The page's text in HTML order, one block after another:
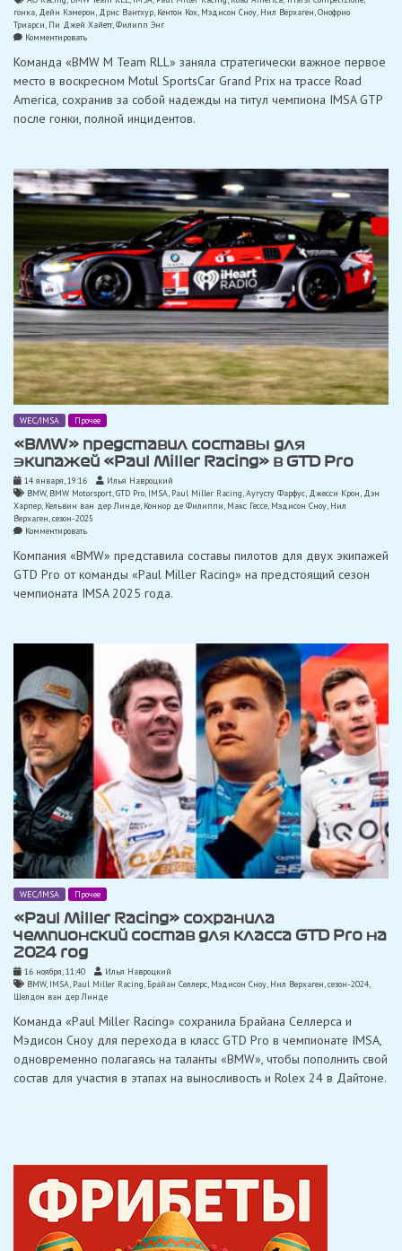
гонка, Дейн Кэмерон, Дрис Вантхур, Кентон Кох, Мэдисон Сноу, Нил Верхаген,Онофрио
Триарси, Пи Джей Хайетт,Филипп Энг
Комментироватьon
M
RLL»
оформила
стратегический
победный
Команда «BMW M Team RLL» заняла стратегически важное первое
место в воскресном Motul SportsCar Grand Prix на трассе Road
America, сохранив за собой надежды на титул чемпиона IMSA GTP
после гонки, полной инцидентов.
WEC/IMSA Прочее
«BMW» представил составы для
экипажей «Paul Miller Racing» в GTD Pro
14 января, 19:16
Илья Навроцкий
BMW, BMW Motorsport,GTD Pro, IMSA, Paul Miller Racing,Аугусту Фарфус, Джесси Крон, Дэн
Харпер, Кельвин ван дер Линде, Коннор де Филиппи, Макс Гессе, Мэдисон Сноу, Нил
Верхаген,сезон-2025
Комментироватьon
представил
для
экипажей
в
Компания «BMW» представила составы пилотов для двух экипажей
GTD Pro от команды «Paul Miller Racing» на предстоящий сезон
чемпионата IMSA 2025 года.
WEC/IMSA Прочее
«Paul Miller Racing» сохранила
чемпионский состав для класса GTD Pro на
2024 год
16 ноября, 11:40
Илья Навроцкий
BMW, IMSA, Paul Miller Racing, Брайан Селлерс, Мэдисон Сноу, Нил Верхаген,сезон-2024
Шелдон ван дер Линде
Команда «Paul Miller Racing» сохранила Брайана Селлерса и
Мэдисон Сноу для перехода в класс GTD Pro в чемпионате IMSA,
одновременно полагаясь на таланты «BMW», чтобы пополнить свой
состав для участия в этапах на выносливость и Rolex 24 в Дайтоне.